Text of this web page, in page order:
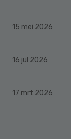
15 mei 2026
16 jul 2026
17 mrt 2026